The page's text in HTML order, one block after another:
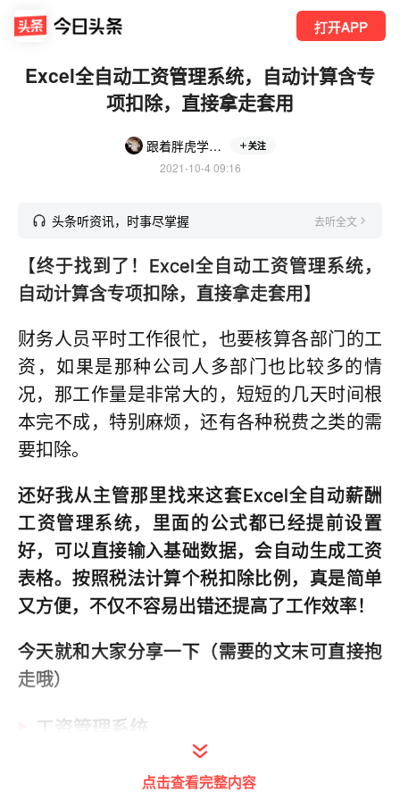
打开APP
Excel全自动工资管理系统，自动计算含专
项扣除，直接拿走套用
跟着胖虎学会计 关注
2021-10-4 09:16
头条听资讯，时事尽掌握 去听全文
【终于找到了！Excel全自动工资管理系统，
自动计算含专项扣除，直接拿走套用】
财务人员平时工作很忙，也要核算各部门的工
资，如果是那种公司人多部门也比较多的情
况，那工作量是非常大的，短短的几天时间根
本完不成，特别麻烦，还有各种税费之类的需
要扣除。
还好我从主管那里找来这套Excel全自动薪酬
工资管理系统，里面的公式都已经提前设置
好，可以直接输入基础数据，会自动生成工资
表格。按照税法计算个税扣除比例，真是简单
又方便，不仅不容易出错还提高了工作效率！
今天就和大家分享一下（需要的文末可直接抱
走哦）
工资管理系统
点击查看完整内容